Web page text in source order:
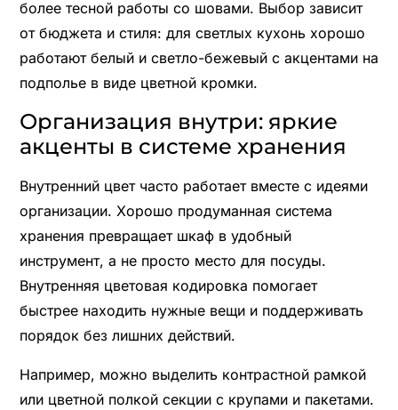
более тесной работы со шовами. Выбор зависит
от бюджета и стиля: для светлых кухонь хорошо
работают белый и светло-бежевый с акцентами на
подполье в виде цветной кромки.
Организация внутри: яркие
акценты в системе хранения
Внутренний цвет часто работает вместе с идеями
организации. Хорошо продуманная система
хранения превращает шкаф в удобный
инструмент, а не просто место для посуды.
Внутренняя цветовая кодировка помогает
быстрее находить нужные вещи и поддерживать
порядок без лишних действий.
Например, можно выделить контрастной рамкой
или цветной полкой секции с крупами и пакетами.